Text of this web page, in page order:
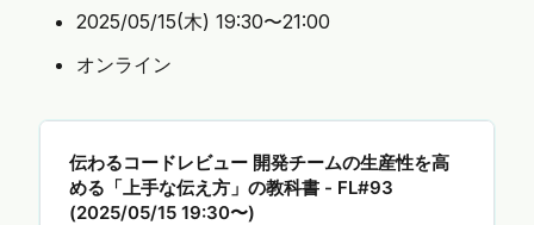
2025/05/15(木) 19:30〜21:00
オンライン
伝わるコードレビュー 開発チームの生産性を高
める「上手な伝え方」の教科書 - FL#93
(2025/05/15 19:30〜)